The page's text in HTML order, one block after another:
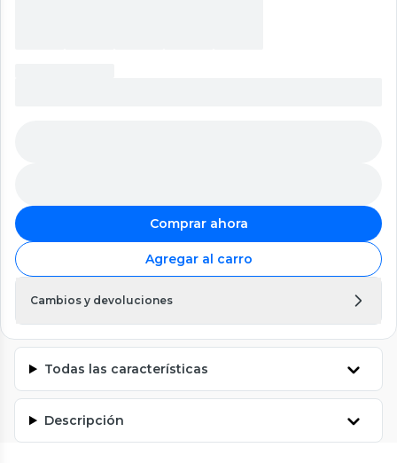
Comprar ahora
Agregar al carro
Cambios y devoluciones
Todas las características
Descripción